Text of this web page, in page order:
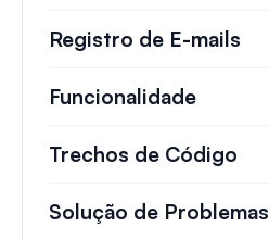
Registro de E-mails
Funcionalidade
Trechos de Código
Solução de Problemas